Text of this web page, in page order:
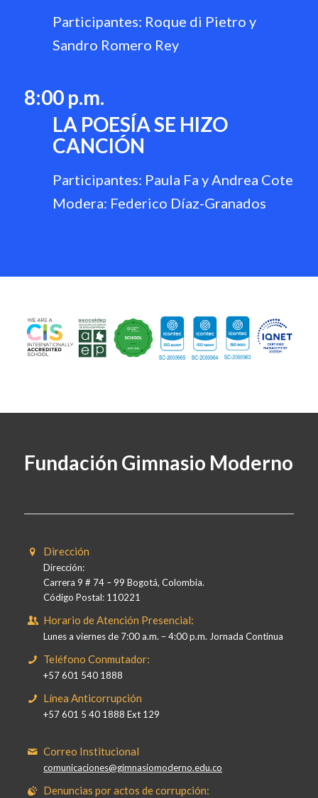
Participantes: Roque di Pietro y
Sandro Romero Rey
8:00 p.m.
LA POESÍA SE HIZO
CANCIÓN
Participantes: Paula Fa y Andrea Cote
Modera: Federico Díaz-Granados
Fundación Gimnasio Moderno
Dirección
Dirección:
Carrera 9 # 74 – 99 Bogotá, Colombia.
Código Postal: 110221
Horario de Atención Presencial:
Lunes a viernes de 7:00 a.m. – 4:00 p.m. Jornada Continua
Teléfono Conmutador:
+57 601 540 1888
Línea Anticorrupción
+57 601 5 40 1888 Ext 129
Correo Institucional
comunicaciones@gimnasiomoderno.edu.co
Denuncias por actos de corrupción: